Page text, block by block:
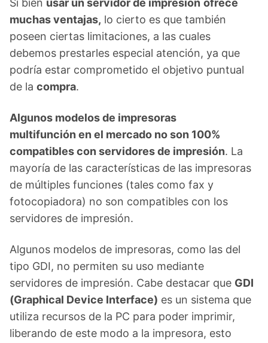
Si bien usar un servidor de impresión ofrece
muchas ventajas, lo cierto es que también
poseen ciertas limitaciones, a las cuales
debemos prestarles especial atención, ya que
podría estar comprometido el objetivo puntual
de la compra.
Algunos modelos de impresoras
multifunción en el mercado no son 100%
compatibles con servidores de impresión. La
mayoría de las características de las impresoras
de múltiples funciones (tales como fax y
fotocopiadora) no son compatibles con los
servidores de impresión.
Algunos modelos de impresoras, como las del
tipo GDI, no permiten su uso mediante
servidores de impresión. Cabe destacar que GDI
(Graphical Device Interface) es un sistema que
utiliza recursos de la PC para poder imprimir,
liberando de este modo a la impresora, esto